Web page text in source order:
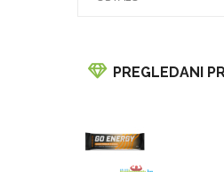
PREGLEDANI